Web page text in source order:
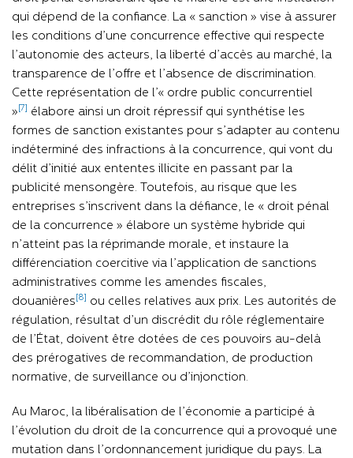
qui dépend de la confiance. La « sanction » vise à assurer
les conditions d’une concurrence effective qui respecte
l’autonomie des acteurs, la liberté d’accès au marché, la
transparence de l’offre et l’absence de discrimination.
Cette représentation de l’« ordre public concurrentiel
» [7]
élabore ainsi un droit répressif qui synthétise les
formes de sanction existantes pour s’adapter au contenu
indéterminé des infractions à la concurrence, qui vont du
délit d’initié aux ententes illicite en passant par la
publicité mensongère. Toutefois, au risque que les
entreprises s’inscrivent dans la défiance, le « droit pénal
de la concurrence » élabore un système hybride qui
n’atteint pas la réprimande morale, et instaure la
différenciation coercitive via l’application de sanctions
administratives comme les amendes fiscales,
douanières [8]
ou celles relatives aux prix. Les autorités de
régulation, résultat d’un discrédit du rôle réglementaire
de l’État, doivent être dotées de ces pouvoirs au-delà
des prérogatives de recommandation, de production
normative, de surveillance ou d’injonction.
Au Maroc, la libéralisation de l’économie a participé à
l’évolution du droit de la concurrence qui a provoqué une
mutation dans l’ordonnancement juridique du pays. La